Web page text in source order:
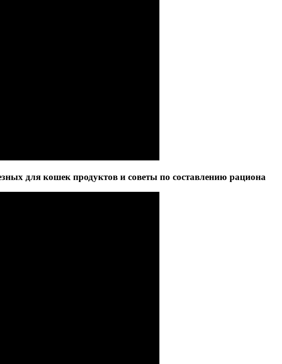
для кошек продуктов и советы по составлению рациона